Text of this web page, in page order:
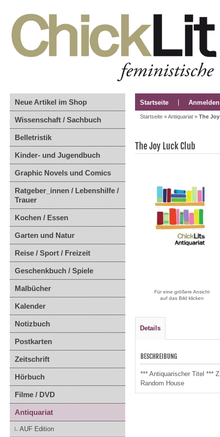
Neue Artikel im Shop
Wissenschaft / Sachbuch
Belletristik
Kinder- und Jugendbuch
Graphic Novels und Comics
Ratgeber_innen / Lebenshilfe /
Trauer
Kochen / Essen
Garten und Natur
Reise / Sport / Freizeit
Geschenkbuch / Spiele
Malbücher
Kalender
Notizbuch
Postkarten
Zeitschrift
Hörbuch
Filme / DVD
Antiquariat
AUF Edition
Startseite Anmelden
Startseite »Antiquariat » The
The Joy Luck Club
Für eine größere Ansicht
auf das Bild klicken
Details
BESCHREIBUNG
*** Antiquarischer Titel ***
Random House